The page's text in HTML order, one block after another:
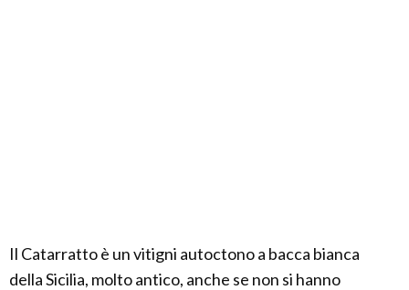
Il Catarratto è un vitigni autoctono a bacca bianca
della Sicilia, molto antico, anche se non si hanno